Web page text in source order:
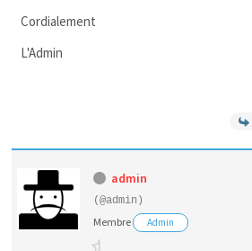
Cordialement
L'Admin
admin
(@admin)
Membre Admin